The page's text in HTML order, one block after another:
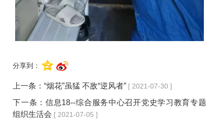
分享到：
上一条：“烟花”虽猛 不敌“逆风者” [ 2021-07-30 ]
下一条： 信息18--综合服务中心召开党史学习教育专题
组织生活会 [ 2021-07-05 ]